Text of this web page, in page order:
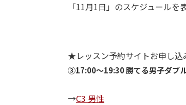
「11月1日」のスケジュール
★レッスン予約サイトお申し
③17:00〜19:30 勝てる男子ダブ
→C3 男性